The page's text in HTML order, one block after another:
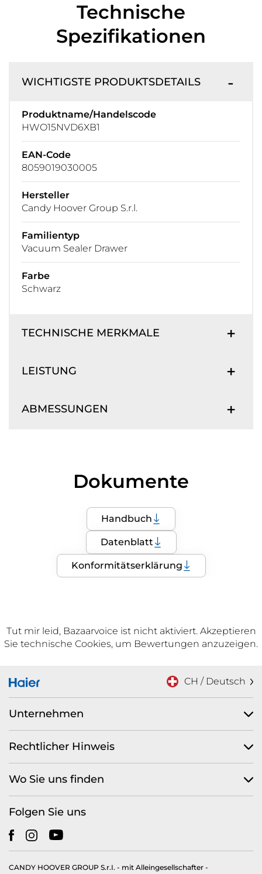
Technische
Spezifikationen
WICHTIGSTE PRODUKTSDETAILS
Produktname/Handelscode
HWO15NVD6XB1
EAN-Code
8059019030005
Hersteller
Candy Hoover Group S.r.l.
Familientyp
Vacuum Sealer Drawer
Farbe
Schwarz
TECHNISCHE MERKMALE
LEISTUNG
ABMESSUNGEN
Dokumente
Handbuch
Datenblatt
Konformitätserklärung
Tut mir leid, Bazaarvoice ist nicht aktiviert. Akzeptieren
Sie technische Cookies, um Bewertungen anzuzeigen.
CH / Deutsch
Unternehmen
Rechtlicher Hinweis
Wo Sie uns finden
Folgen Sie uns
CANDY HOOVER GROUP S.r.I. - mit Alleingesellschafter -